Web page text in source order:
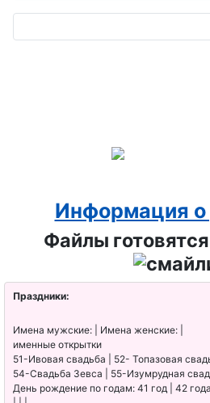
энергетика
День
День
компьютер
День
ой полиции
День
орнитолога
Информация о
Файлы готовятся
Праздники:
Имена мужские: | Имена женские: |
именные открытки
51-Ивовая свадьба | 52- Топазовая
54-Свадьба Зевса | 55-Изумрудная
День рождение по годам: 41 год | 42